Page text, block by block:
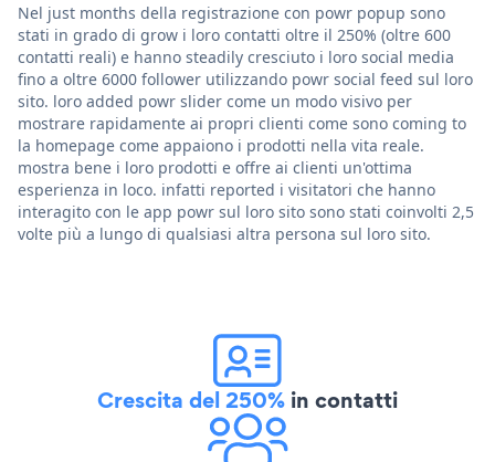
Nel just months della registrazione con powr popup sono
stati in grado di grow i loro contatti oltre il 250% (oltre 600
contatti reali) e hanno steadily cresciuto i loro social media
fino a oltre 6000 follower utilizzando powr social feed sul loro
sito. loro added powr slider come un modo visivo per
mostrare rapidamente ai propri clienti come sono coming to
la homepage come appaiono i prodotti nella vita reale.
mostra bene i loro prodotti e offre ai clienti un'ottima
esperienza in loco. infatti reported i visitatori che hanno
interagito con le app powr sul loro sito sono stati coinvolti 2,5
volte più a lungo di qualsiasi altra persona sul loro sito.
Crescita del 250% in contatti